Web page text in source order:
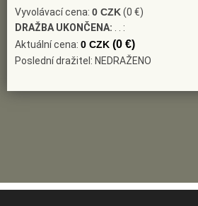
Vyvolávací cena: 0 CZK(0 €)
DRAŽBA UKONČENA: . . :
Aktuální cena: 0 CZK (0 €)
Poslední dražitel: NEDRAŽENO